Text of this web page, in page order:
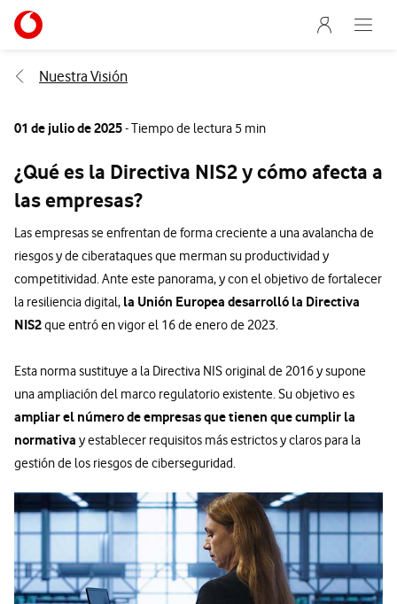
Ir a la pagina principal de vodafone.es
Menu
Abre
Nuestra Visión
01 de julio de 2025- Tiempo de lectura 5 min
¿Qué es la Directiva NIS2 y cómo afecta a
las empresas?
Las empresas se enfrentan de forma creciente a una avalancha de
riesgos y de ciberataques que merman su productividad y
competitividad. Ante este panorama, y con el objetivo de fortalecer
la resiliencia digital, la Unión Europea desarrolló la Directiva
NIS2que entró en vigor el 16 de enero de 2023.
Esta norma sustituye a la Directiva NIS original de 2016 y supone
una ampliación del marco regulatorio existente. Su objetivo es
ampliar el número de empresas que tienen que cumplir la
normativa y establecer requisitos más estrictos y claros para la
gestión de los riesgos de ciberseguridad.